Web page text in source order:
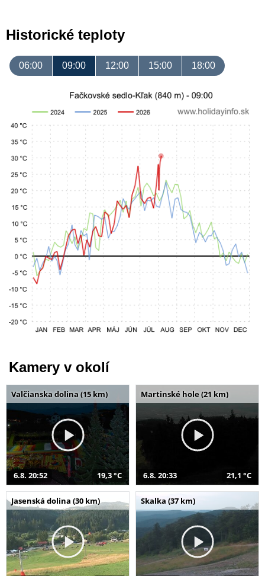
Historické teploty
06:00 09:00 12:00 15:00 18:00
Kamery v okolí
Valčianska dolina (15 km)
6.8. 20:52 19,3 °C
Martinské hole (21 km)
6.8. 20:33 21,1 °C
Jasenská dolina (30 km) Skalka (37 km)